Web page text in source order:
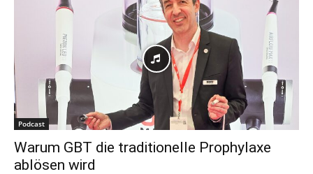
Podcast
Warum GBT die traditionelle Prophylaxe
ablösen wird